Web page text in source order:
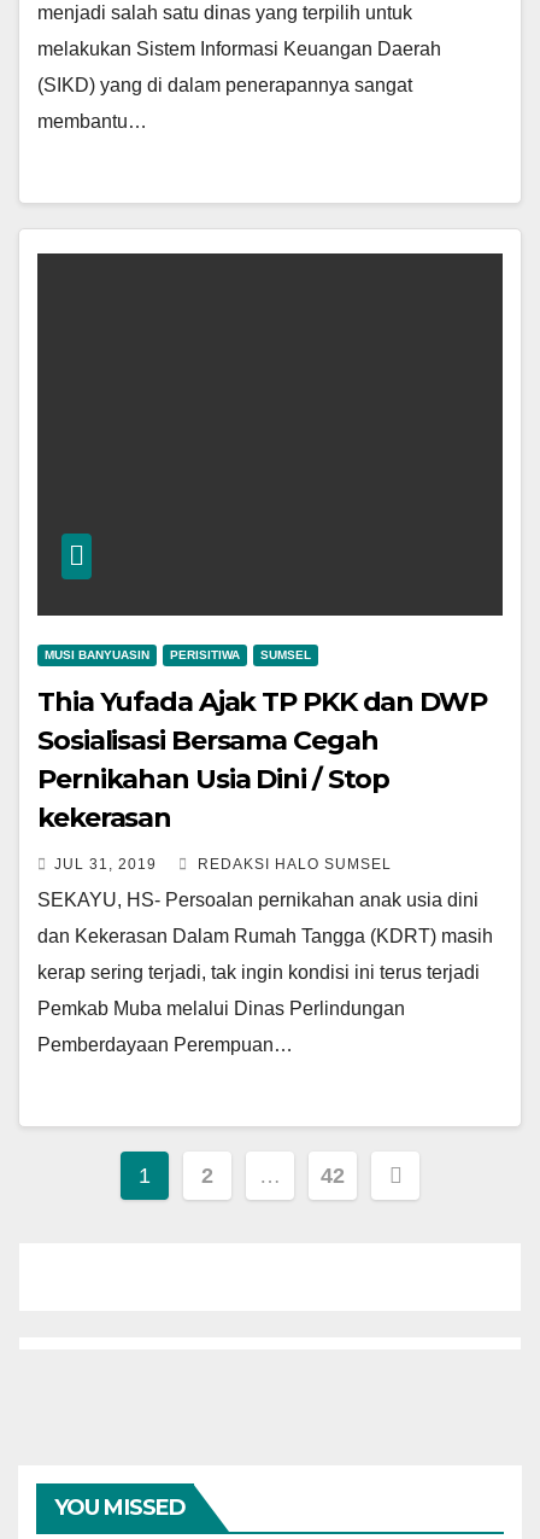
menjadi salah satu dinas yang terpilih untuk
melakukan Sistem Informasi Keuangan Daerah
(SIKD) yang di dalam penerapannya sangat
membantu…
MUSI BANYUASIN PERISITIWA SUMSEL
Thia Yufada Ajak TP PKK dan DWP
Sosialisasi Bersama Cegah
Pernikahan Usia Dini / Stop
kekerasan
JUL 31, 2019 REDAKSI HALO SUMSEL
SEKAYU, HS- Persoalan pernikahan anak usia dini
dan Kekerasan Dalam Rumah Tangga (KDRT) masih
kerap sering terjadi, tak ingin kondisi ini terus terjadi
Pemkab Muba melalui Dinas Perlindungan
Pemberdayaan Perempuan…
Paginasi
1 2 … 42
YOU MISSED